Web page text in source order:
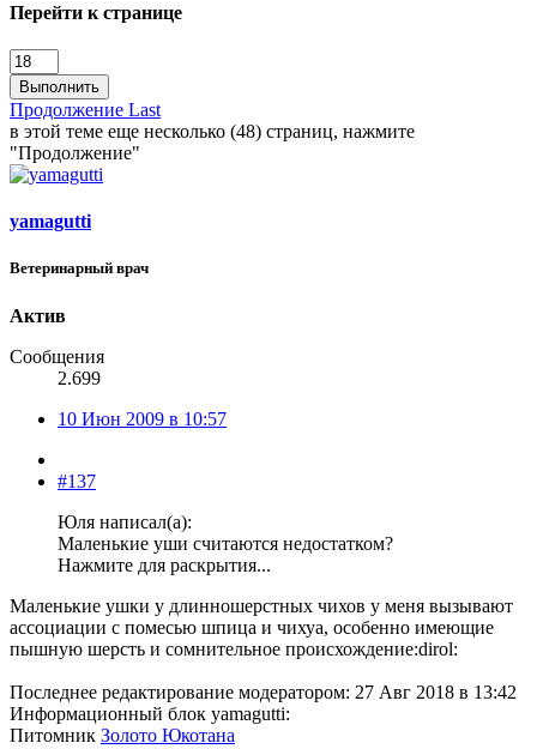
Перейти к странице
Выполнить
Продолжение Last
в этой теме еще несколько (48) страниц, нажмите
"Продолжение"
yamagutti
Ветеринарный врач
Актив
Сообщения
2.699
10 Июн 2009 в 10:57
#137
Юля написал(а):
Маленькие уши считаются недостатком?
Нажмите для раскрытия...
Маленькие ушки у длинношерстных чихов у меня вызывают
ассоциации с помесью шпица и чихуа, особенно имеющие
пышную шерсть и сомнительное происхождение:dirol:
Последнее редактирование модератором: 27 Авг 2018 в 13:42
Информационный блок yamagutti:
Питомник Золото Юкотана